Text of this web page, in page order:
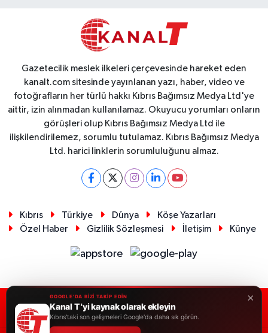
Gazetecilik meslek ilkeleri çerçevesinde hareket eden
kanalt.com sitesinde yayınlanan yazı, haber, video ve
fotoğrafların her türlü hakkı Kıbrıs Bağımsız Medya Ltd'ye
aittir, izin alınmadan kullanılamaz. Okuyucu yorumları onların
görüşleri olup Kıbrıs Bağımsız Medya Ltd ile
ilişkilendirilemez, sorumlu tutulamaz. Kıbrıs Bağımsız Medya
Ltd. harici linklerin sorumluluğunu almaz.
Kıbrıs Türkiye Dünya
Köşe Yazarları
Özel Haber
Gizlilik Sözleşmesi İletişim Künye
RSS Copyright © 2026. Her hakkı saklıdır.
×
GOOGLE'DA BİZİ TAKİP EDİN
Kanal T 'yi kaynak olarak ekleyin
Kıbrıs'taki son gelişmeleri Google'da daha sık görün.